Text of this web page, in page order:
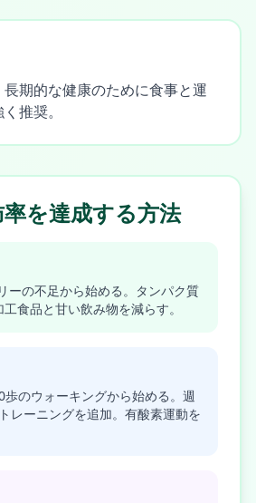
期的な健康のために食事と運
推奨。
を達成する方法
ーの不足から始める。タンパク質
食品と甘い飲み物を減らす。
のウォーキングから始める。週
レーニングを追加。有酸素運動を